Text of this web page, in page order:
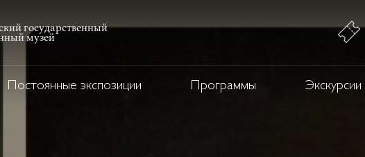
государственный
музей
Постоянные экспозиции Программы Экскурсии